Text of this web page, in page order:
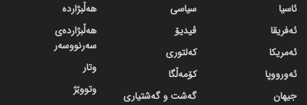
ئاسیا
ئەفریقا
ئەمریکا
ئەورووپا
جیهان
سیاسی
ڤیدیۆ
کەلتوری
کۆمەڵگا
گه‌شت و گه‌شتیاری
هەڵبژاردە
هەڵبژاردەی
سەرنووسەر
وتار
وتووێژ